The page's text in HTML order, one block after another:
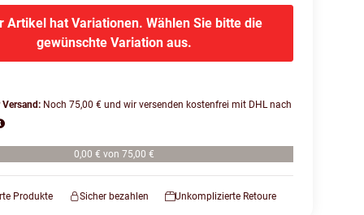
Artikel hat Variationen. Wählen Sie bitte die
gewünschte Variation aus.
Versand: Noch 75,00 € und wir versenden kostenfrei mit DHL nach
0,00 € von 75,00 €
Produkte Sicher bezahlen Unkomplizierte Retoure